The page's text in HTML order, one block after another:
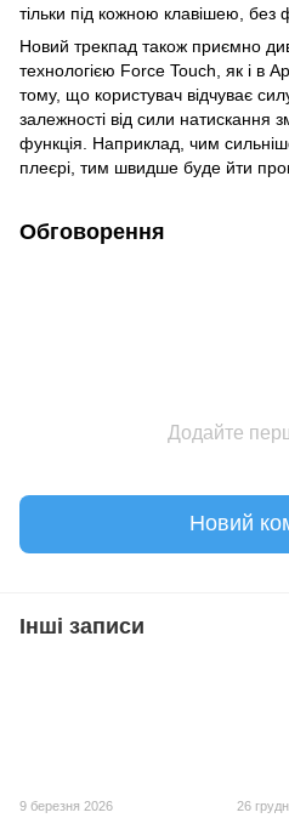
тільки під кожною клавішею,
Новий трекпад також приємно
технологією Force Touch, як і в
тому, що користувач відчуває
залежності від сили натискання
функція. Наприклад, чим
плеєрі, тим швидше буде йти
Обговорення
Додайте
Новий
Інші записи
9 березня 2026 26